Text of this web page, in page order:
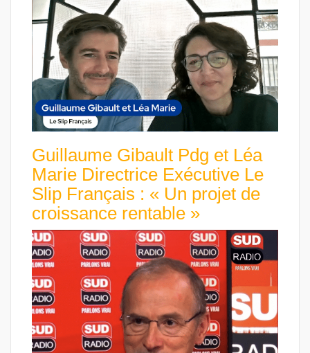
Guillaume Gibault Pdg et Léa
Marie Directrice Exécutive Le
Slip Français : « Un projet de
croissance rentable »